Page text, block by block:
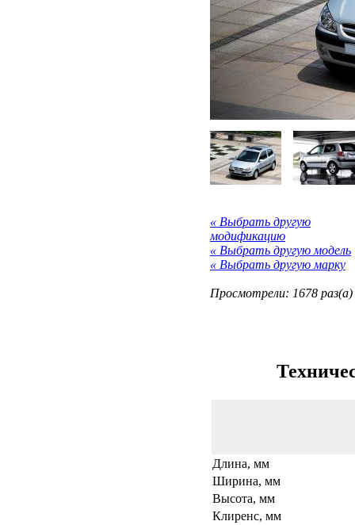
« Выбрать другую
модификацию
« Выбрать другую модель
« Выбрать другую марку
Просмотрели: 1678 раз(а)
Длина, мм
Ширина, мм
Высота, мм
Клиренс, мм